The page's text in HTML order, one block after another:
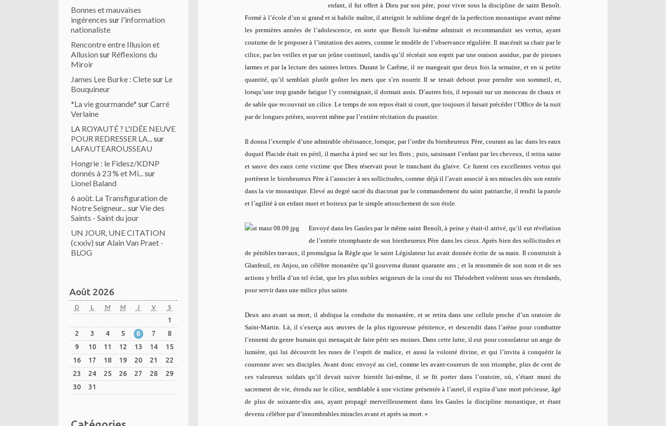
Bonnes et mauvaises
ingérences sur l'information
nationaliste
Rencontre entre Illusion et
Allusionsur Réflexions du
Miroir
James Lee Burke : Cletesur Le
Bouquineur
*La vie gourmande* surCarré
Verlaine
LA ROYAUTÉ ? L'IDÉE NEUVE
POUR REDRESSER LA...sur
LAFAUTEAROUSSEAU
Hongrie : le Fidesz/KDNP
donnés à 23 % et Mi...sur
Lionel Baland
6 août. La Transfiguration de
Notre Seigneur...surVie des
Saints - Saint du jour
UN JOUR, UNE CITATION
(cxxiv) surAlain Van Praet -
BLOG
Août 2026
D L M M J V S
1
2
3 4 5 6 7
8
9
10 11 12 13 14
15
16
17 18 19 20 21
22
23
24 25 26 27 28
29
30
31
enfant, il fut offert à Dieu par son père, pour vivre sous la discipline de saint Benoît.
Formé à l’école d’un si grand et si habile maître, il atteignit le sublime degré de la perfection monastique avant même
les premières années de l’adolescence, en sorte que Benoît lui-même admirait et recommandait ses vertus, ayant
coutume de le proposer à l’imitation des autres, comme le modèle de l’observance régulière. Il macérait sa chair par le
cilice, par les veilles et par un jeûne continuel, tandis qu’il récréait son esprit par une oraison assidue, par de pieuses
larmes et par la lecture des saintes lettres. Durant le Carême, il ne mangeait que deux fois la semaine, et en si petite
quantité, qu’il semblait plutôt goûter les mets que s’en nourrir. Il se tenait debout pour prendre son sommeil, et,
lorsqu’une trop grande fatigue l’y contraignait, il dormait assis. D’autres fois, il reposait sur un monceau de chaux et
de sable que recouvrait un cilice. Le temps de son repos était si court, que toujours il faisait précéder l’Office de la nuit
par de longues prières, souvent même par l’entière récitation du psautier.
Il donna l’exemple d’une admirable obéissance, lorsque, par l’ordre du bienheureux Père, courant au lac dans les eaux
duquel Placide était en péril, il marcha à pied sec sur les flots ; puis, saisissant l’enfant par les cheveux, il retira saine
et sauve des eaux cette victime que Dieu réservait pour le tranchant du glaive. Ce furent ces excellentes vertus qui
portèrent le bienheureux Père à l’associer à ses sollicitudes, comme déjà il l’avait associé à ses miracles dès son entrée
dans la vie monastique. Elevé au degré sacré du diaconat par le commandement du saint patriarche, il rendit la parole
et l’agilité à un enfant muet et boiteux par le simple attouchement de son étole.
Envoyé dans les Gaules par le même saint Benoît, à peine y était-il arrivé, qu’il eut révélation
de l’entrée triomphante de son bienheureux Père dans les cieux. Après bien des sollicitudes et
de pénibles travaux, il promulgua la Règle que le saint Législateur lui avait donnée écrite de sa main. Il construisit à
Glanfeuil, en Anjou, un célèbre monastère qu’il gouverna durant quarante ans ; et la renommée de son nom et de ses
actions y brilla d’un tel éclat, que les plus nobles seigneurs de la cour du roi Théodebert volèrent sous ses étendards,
pour servir dans une milice plus sainte.
Deux ans avant sa mort, il abdiqua la conduite du monastère, et se retira dans une cellule proche d’un oratoire de
Saint-Martin. Là, il s’exerça aux œuvres de la plus rigoureuse pénitence, et descendit dans l’arène pour combattre
l’ennemi du genre humain qui menaçait de faire périr ses moines. Dans cette lutte, il eut pour consolateur un ange de
lumière, qui lui découvrit les ruses de l’esprit de malice, et aussi la volonté divine, et qui l’invita à conquérir la
couronne avec ses disciples. Avant donc envoyé au ciel, comme les avant-coureurs de son triomphe, plus de cent de
ces valeureux soldats qu’il devait suivre bientôt lui-même, il se fit porter dans l’oratoire, où, s’étant muni du
sacrement de vie, étendu sur le cilice, semblable à une victime présentée à l’autel, il expira d’une mort précieuse, âgé
de plus de soixante-dix ans, ayant propagé merveilleusement dans les Gaules la discipline monastique, et étant
devenu célèbre par d’innombrables miracles avant et après sa mort. »